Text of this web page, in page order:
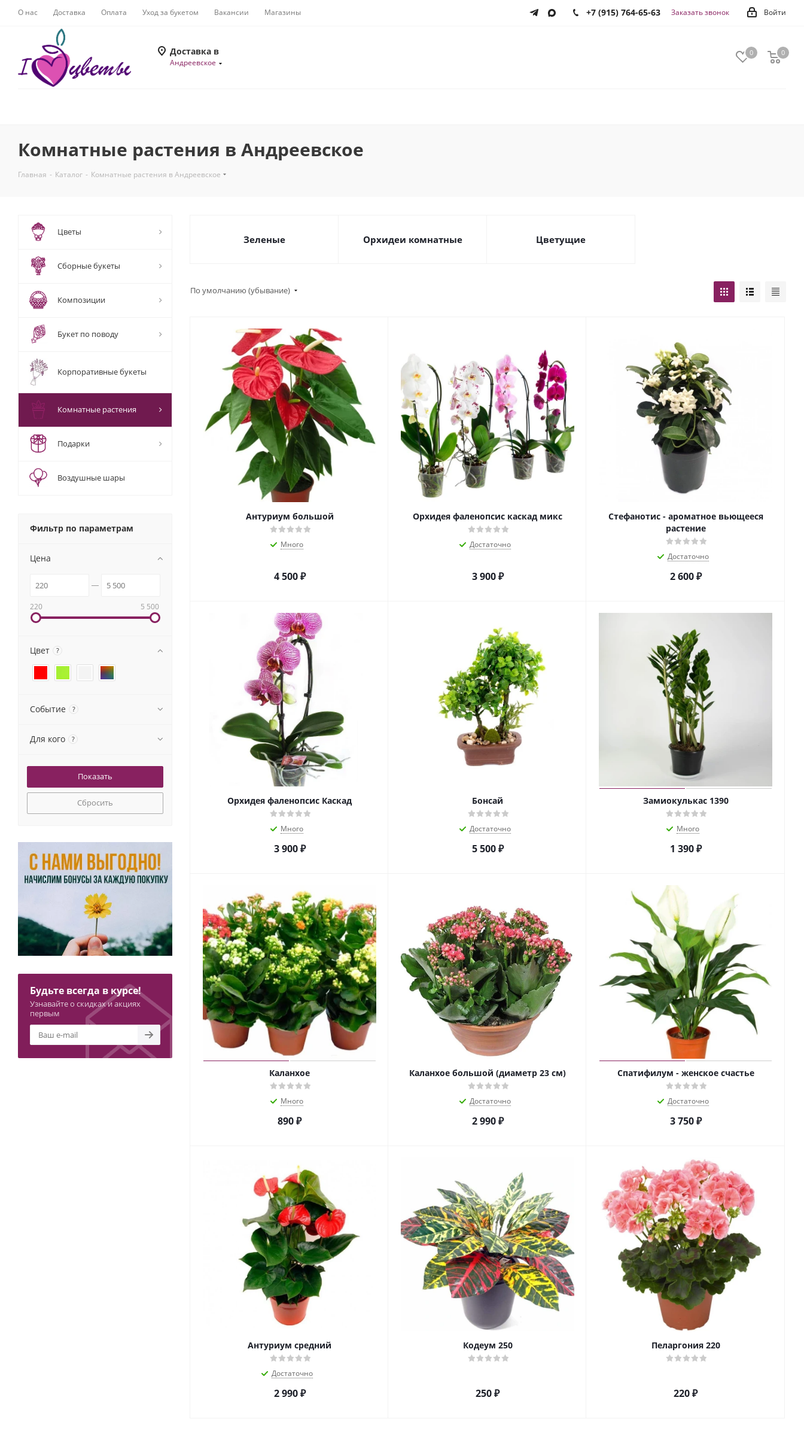
О нас Доставка Оплата Уход за букетом Вакансии Магазины Войти
+7 (915) 764-65-63 Заказать звонок
Доставка в
Андреевское
0 0
0
Комнатные растения в Андреевское
Главная - Каталог - Комнатные растения в Андреевское
Зеленые Орхидеи комнатные Цветущие
По умолчанию (убывание)
Антуриум большой
Много
4 500₽
Орхидея фаленопсис каскад микс
Достаточно
3 900₽
Стефанотис - ароматное вьющееся
растение
Достаточно
2 600₽
Орхидея фаленопсис Каскад
Много
3 900₽
Бонсай
Достаточно
5 500₽
Замиокулькас 1390
Много
1 390₽
Каланхое
Много
890₽
Каланхое большой (диаметр 23 см)
Достаточно
2 990₽
Спатифилум - женское счастье
Достаточно
3 750₽
Антуриум средний
Достаточно
2 990₽
Кодеум 250
250₽
Пеларгония 220
220₽
Цветы
Сборные букеты
Композиции
Букет по поводу
Корпоративные букеты
Комнатные растения
Подарки
Воздушные шары
Фильтр по параметрам
Цена
220 5 500
Цвет ?
Событие ?
Для кого ?
Сбросить
Будьте всегда в курсе!
Узнавайте о скидках и акциях
первым